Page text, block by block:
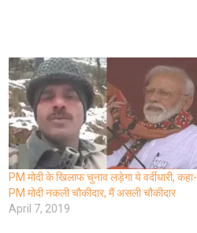
PM मोदी के खिलाफ चुनाव लड़ेगा ये वर्दीधारी, कहा-
PM मोदी नकली चौकीदार, मैं असली चौकीदार
April 7, 2019